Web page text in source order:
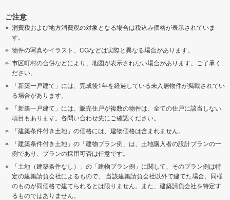
ご注意
消費税および地方消費税の対象となる場合は税込み価格が表示されていま
す。
物件の写真やイラスト、CGなどは実際と異なる場合があります。
市区町村の合併などにより、地図が表示されない場合があります。ご了承く
ださい。
「新築一戸建て」には、完成後1年を経過している未入居物件が掲載されてい
る場合があります。
「新築一戸建て」には、販売住戸が複数の物件は、全ての住戸に該当しない
項目もあります。各問い合わせ先にご確認ください。
「建築条件付き土地」の価格には、建物価格は含まれません。
「建築条件付き土地」の「建物プラン例」は、土地購入者の設計プランの一
例であり、プランの採用可否は任意です。
「土地（建築条件なし）」の「建物プラン例」に関して、そのプラン例は特
定の建築請負会社によるもので、 当該建築請負会社以外で建てた場合、同様
のものが同価格で建てられるとは限りません。また、建築請負会社を特定す
るものではありません。